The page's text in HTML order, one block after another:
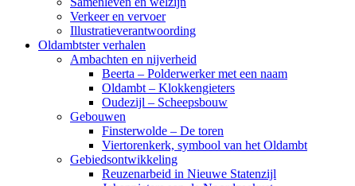
Verkeer en vervoer
Illustratieverantwoording
Oldambtster verhalen
Ambachten en nijverheid
Beerta – Polderwerker met een naam
Oldambt – Klokkengieters
Oudezijl – Scheepsbouw
Gebouwen
Finsterwolde – De toren
Viertorenkerk, symbool van het Oldambt
Gebiedsontwikkeling
Reuzenarbeid in Nieuwe Statenzijl